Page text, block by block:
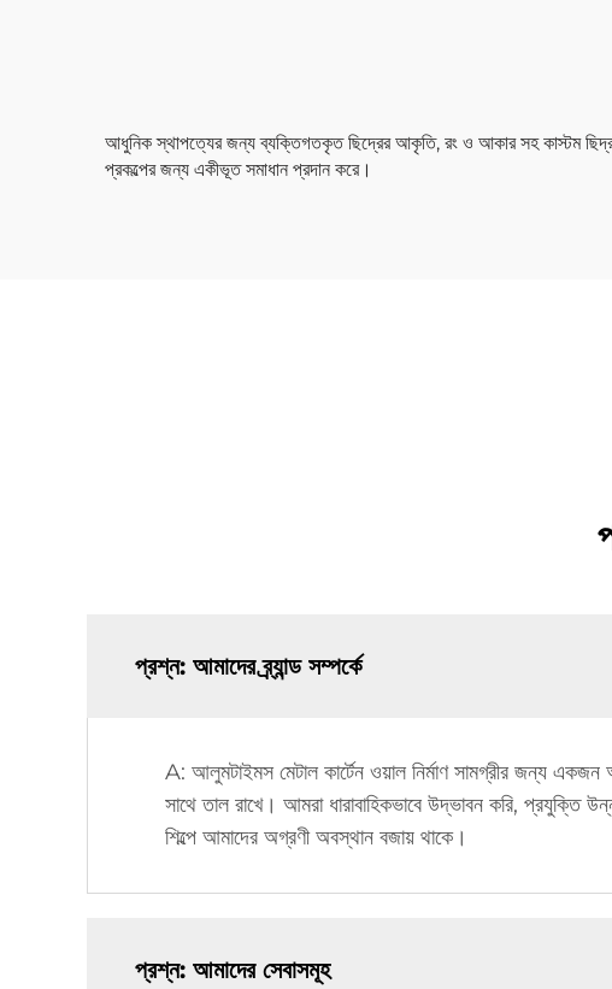
আধুনিক স্থাপত্যের জন্য ব্যক্তিগতকৃত ছিদ্রের আকৃতি, রং ও আকার সহ কাস্টম
প্রকল্পের জন্য একীভূত সমাধান প্রদান করে।
প্রশ্ন: আমাদের ব্র্যান্ড সম্পর্কে
A: আলুমটাইমস মেটাল কার্টেন ওয়াল নির্মাণ সামগ্রীর জন্য একজন
সাথে তাল রাখে। আমরা ধারাবাহিকভাবে উদ্ভাবন করি, প্রযুক্তি
শিল্পে আমাদের অগ্রণী অবস্থান বজায় থাকে।
প্রশ্ন: আমাদের সেবাসমূহ